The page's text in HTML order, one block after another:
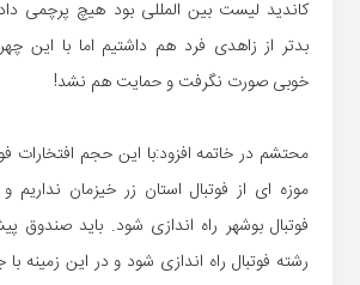
کاندید لیست بین المللی بود هیچ پرچمی
بدتر از زاهدی فرد هم داشتیم اما با این
خوبی صورت نگرفت و حمایت هم نشد!
محتشم در خاتمه افزود:با این حجم افتخارات
موزه ای از فوتبال استان زر خیزمان نداریم و
فوتبال بوشهر راه اندازی شود. باید صندوق
رشته فوتبال راه اندازی شود و در این